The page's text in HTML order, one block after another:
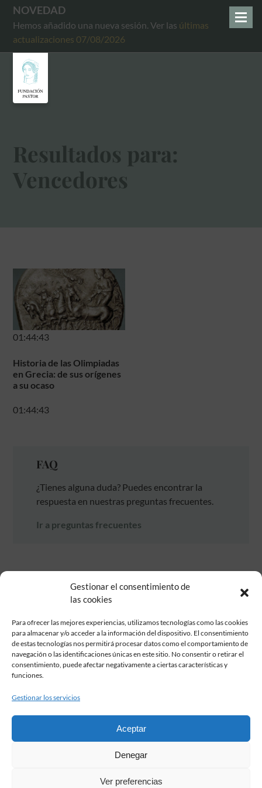
Gestionar el consentimiento de
las cookies
Para ofrecer las mejores experiencias, utilizamos tecnologías como las cookies
para almacenar y/o acceder a la información del dispositivo. El consentimiento
de estas tecnologías nos permitirá procesar datos como el comportamiento de
navegación o las identificaciones únicas en este sitio. No consentir o retirar el
consentimiento, puede afectar negativamente a ciertas características y
funciones.
Gestionar los servicios
Aceptar
Denegar
Ver preferencias
NOVEDAD
Hemos añadido una nueva sesión. Ver las últimas
actualizaciones 07/08/2026
Resultados para:
Vencedores
01:44:43
Historia de las Olimpiadas
en Grecia: de sus orígenes
a su ocaso
01:44:43
FAQ
¿Tienes alguna duda? Puedes encontrar la
respuesta en nuestras preguntas frecuentes.
Ir a preguntas frecuentes
Fundación Pastor de Estudios Clásicos
Calle Serrano, 107. Madrid, 28006.
915617236
2026 Todos los derechos reservados © Fundación Pastor. Sitio web
Condiciones de contratación
Aviso legal